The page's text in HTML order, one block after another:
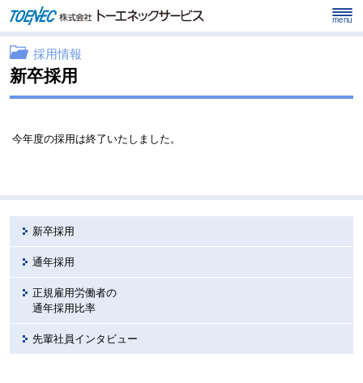
menu
採用情報
新卒採用
今年度の採用は終了いたしました。
新卒採用
通年採用
正規雇用労働者の
通年採用比率
先輩社員インタビュー